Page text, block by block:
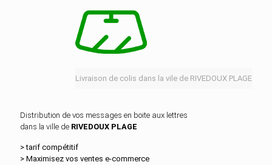
Livraison de colis dans la vile de RIVEDOUX PLAGE
Distribution de vos messages en boite aux lettres
dans la ville de RIVEDOUX PLAGE
> tarif compétitif
> Maximisez vos ventes e‑commerce